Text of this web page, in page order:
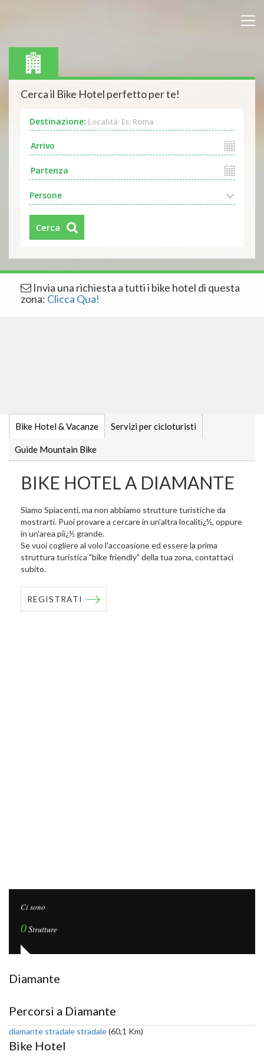
Cerca il Bike Hotel perfetto per te!
Destinazione: Località: Es. Roma
Persone
Cerca
Invia una richiesta a tutti i bike hotel di questa
zona: Clicca Qua!
Bike Hotel & Vacanze Servizi per cicloturisti
Guide Mountain Bike
BIKE HOTEL A DIAMANTE
Siamo Spiacenti, ma non abbiamo strutture turistiche da
mostrarti. Puoi provare a cercare in un'altra localitï¿½, oppure
in un'area piï¿½ grande.
Se vuoi cogliere al volo l'accoasione ed essere la prima
struttura turistica "bike friendly" della tua zona, contattaci
subito.
REGISTRATI
Ci sono
0Strutture
Diamante
Percorsi a Diamante
diamante stradale stradale(60,1 Km)
Bike Hotel